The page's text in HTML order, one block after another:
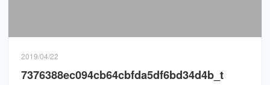
2019/04/22
7376388ec094cb64cbfda5df6bd34d4b_t